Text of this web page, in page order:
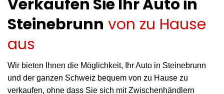
Verkaufen Sie Ihr Auto in
Steinebrunn von zu Hause
aus
Wir bieten Ihnen die Möglichkeit, Ihr Auto in Steinebrunn
und der ganzen Schweiz bequem von zu Hause zu
verkaufen, ohne dass Sie sich mit Zwischenhändlern